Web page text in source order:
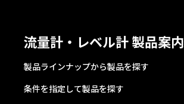
流量計・レベル計 製品案内
製品ラインナップから製品を探す
条件を指定して製品を探す